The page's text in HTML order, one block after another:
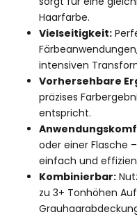
Haarfarbe.
Vielseitigkeit:
intensiven
Vorhersehbare
präzises
entspricht.
oder einer Flasche
einfach und
Kombinierbar:
zu 3+ Tonhöhen